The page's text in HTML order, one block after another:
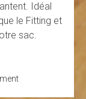
Idéal
le Fitting et
sac.